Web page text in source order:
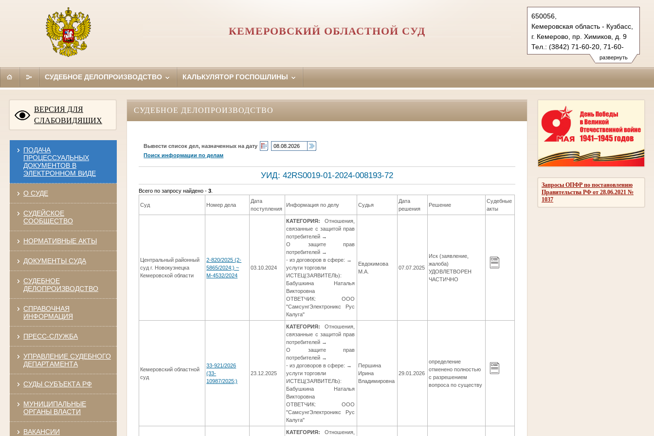
развернуть
650056,
Кемеровская область - Кузбасс,
г. Кемерово, пр. Химиков, д. 9
Тел.: (3842) 71-60-20, 71-60-
22 (т/ф.)
oblsud.kmr@sudrf.ru
КЕМЕРОВСКИЙ ОБЛАСТНОЙ СУД
СУДЕБНОЕ ДЕЛОПРОИЗВОДСТВО КАЛЬКУЛЯТОР ГОСПОШЛИНЫ
ВЕРСИЯ ДЛЯ
СЛАБОВИДЯЩИХ
ПОДАЧА
ПРОЦЕССУАЛЬНЫХ
ДОКУМЕНТОВ В
ЭЛЕКТРОННОМ ВИДЕ
О СУДЕ
СУДЕЙСКОЕ
СООБЩЕСТВО
НОРМАТИВНЫЕ АКТЫ
ДОКУМЕНТЫ СУДА
СУДЕБНОЕ
ДЕЛОПРОИЗВОДСТВО
СПРАВОЧНАЯ
ИНФОРМАЦИЯ
ПРЕСС-СЛУЖБА
УПРАВЛЕНИЕ СУДЕБНОГО
ДЕПАРТАМЕНТА
СУДЫ СУБЪЕКТА РФ
МУНИЦИПАЛЬНЫЕ
ОРГАНЫ ВЛАСТИ
ВАКАНСИИ
Запросы ОПФР по постановлению
Правительства РФ от 28.06.2021 №
1037
СУДЕБНОЕ ДЕЛОПРОИЗВОДСТВО
Вывести список дел, назначенных на дату
Поиск информации по делам
УИД: 42RS0019-01-2024-008193-72
Всего по запросу найдено -3
Суд Номер дела
Дата
поступления
Информация по делу Судья
Дата
решения
Решение
Судебные
акты
Центральный районный
суд г. Новокузнецка
Кемеровской области
2-820/2025 (2-
5865/2024;) ~
М-4532/2024
03.10.2024
КАТЕГОРИЯ: Отношения,
связанные с защитой прав
потребителей →
О защите прав
потребителей →
- из договоров в сфере: →
услуги торговли
ИСТЕЦ(ЗАЯВИТЕЛЬ):
Бабушкина Наталья
Викторовна
ОТВЕТЧИК: ООО
"СамсунгЭлектроникс Рус
Калуга"
Евдокимова
М.А.
07.07.2025
Иск (заявление,
жалоба)
УДОВЛЕТВОРЕН
ЧАСТИЧНО
Кемеровский областной
суд
33-921/2026
(33-
10987/2025;)
23.12.2025
КАТЕГОРИЯ: Отношения,
связанные с защитой прав
потребителей →
О защите прав
потребителей →
- из договоров в сфере: →
услуги торговли
ИСТЕЦ(ЗАЯВИТЕЛЬ):
Бабушкина Наталья
Викторовна
ОТВЕТЧИК: ООО
"СамсунгЭлектроникс Рус
Калуга"
Першина
Ирина
Владимировна
29.01.2026
определение
отменено полностью
с разрешением
вопроса по существу
КАТЕГОРИЯ: Отношения,